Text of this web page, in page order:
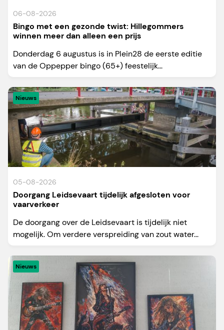
06-08-2026
Bingo met een gezonde twist: Hillegommers
winnen meer dan alleen een prijs
Donderdag 6 augustus is in Plein28 de eerste editie
van de Oppepper bingo (65+) feestelijk...
Nieuws
05-08-2026
Doorgang Leidsevaart tijdelijk afgesloten voor
vaarverkeer
De doorgang over de Leidsevaart is tijdelijk niet
mogelijk. Om verdere verspreiding van zout water...
Nieuws